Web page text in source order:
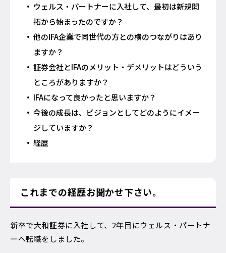
ウェルス・パートナーに入社して、最初は新規開
拓から始まったのですか？
他のIFA企業で同世代の方との横のつながりはあり
ますか？
証券会社とIFAのメリット・デメリットはどういう
ところがありますか？
IFAになって良かったと思いますか？
今後の成長は、ビジョンとしてどのようにイメー
ジしていますか？
経歴
これまでの経歴お聞かせ下さい。
新卒で大和証券に入社して、2年目にウェルス・パートナ
ーへ転職をしました。